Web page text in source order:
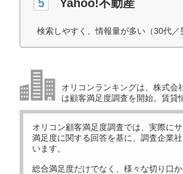
Yahoo!不動産
検索しやすく、情報量が多い（30代／
オリコンランキングは、株式会
は顧客満足度調査を開始。賃貸
オリコン顧客満足度調査では、実際に
満足度に関する回答を基に、調査企業
います。
総合満足度だけでなく、様々な切り口